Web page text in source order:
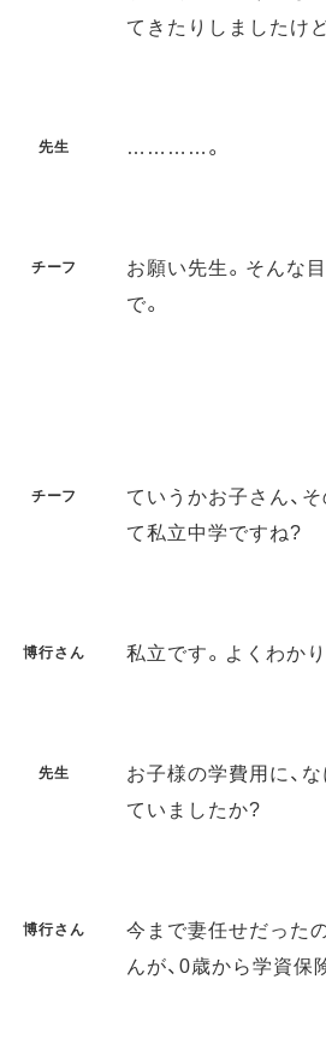
てきたりしましたけ
先生 …………。
チーフ
お願い先生。そんな
で。
チーフ
ていうかお子さん、
て私立中学ですね?
博行さん 私立です。よくわか
先生
お子様の学費用に、
ていましたか?
博行さん
今まで妻任せだった
んが、0歳から学資保